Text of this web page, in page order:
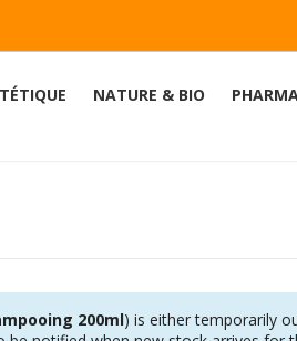
NATURE & BIO
200ml) is either temporarily